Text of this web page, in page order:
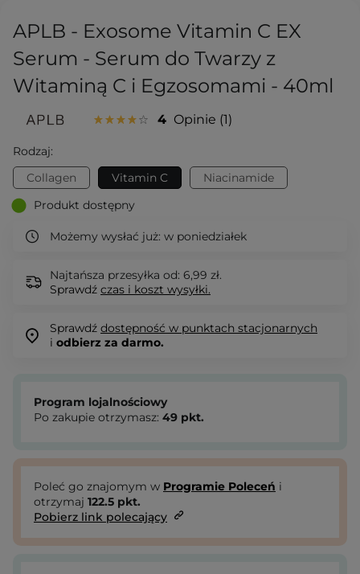
APLB - Exosome Vitamin C EX
Serum - Serum do Twarzy z
Witaminą C i Egzosomami - 40ml
4 Opinie 1
Rodzaj:
Collagen
Vitamin C
Niacinamide
Produkt dostępny
Możemy wysłać już: w poniedziałek
Najtańsza przesyłka od: 6,99 zł.
Sprawdź czas i koszt wysyłki.
Sprawdź dostępność w punktach stacjonarnych
i odbierz za darmo.
Program lojalnościowy
Po zakupie otrzymasz: 49 pkt.
Poleć go znajomym w Programie Poleceń i
otrzymaj 122.5 pkt.
Pobierz link polecający